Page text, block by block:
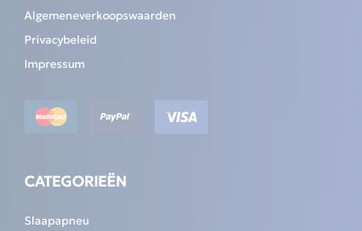
Algemeneverkoopswaarden
Privacybeleid
Impressum
CATEGORIEËN
Slaapapneu